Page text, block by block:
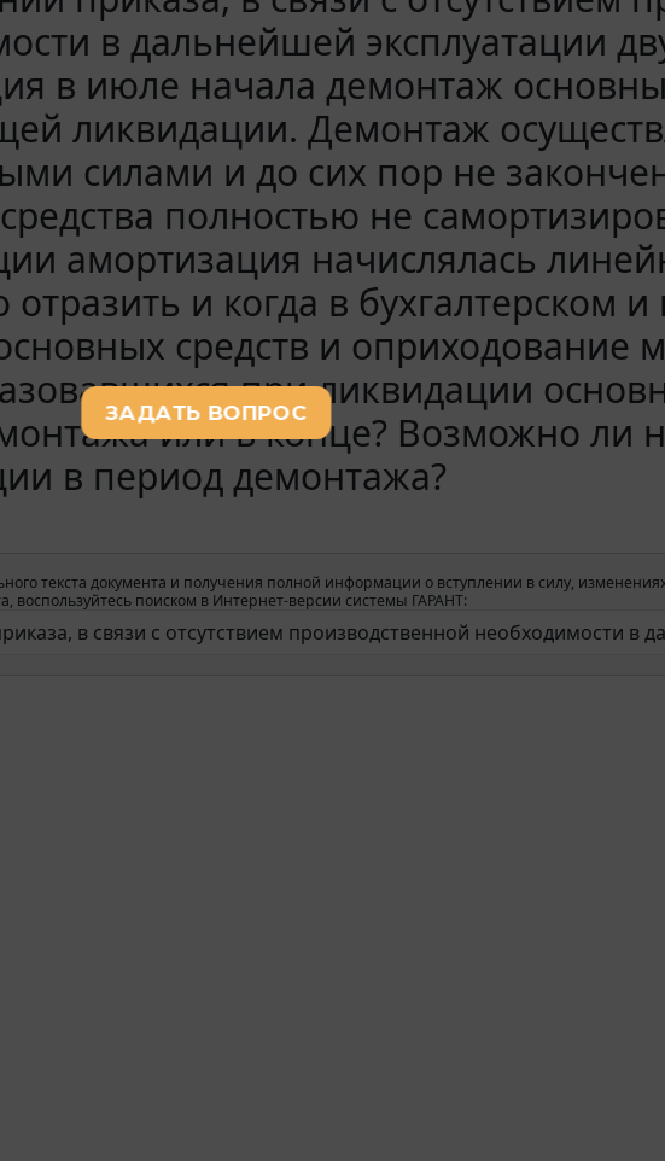
в дальнейшей эксплуатации
в июле начала демонтаж
ликвидации. Демонтаж
силами и до сих пор не
полностью не
амортизация начислялась
и когда в бухгалтерском
средств и оприходование
при ликвидации
или в конце? Возможно ли
в период демонтажа?
текста документа и получения полной информации о вступлении в силу,
воспользуйтесь поиском в Интернет-версии системы ГАРАНТ: